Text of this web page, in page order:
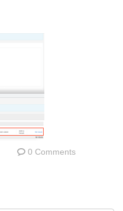
0 Comments